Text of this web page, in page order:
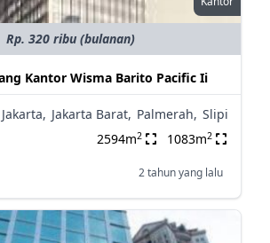
Rp. 320 ribu (bulanan)
Kantor Wisma Barito Pacific Ii
Jakarta Barat, Palmerah, Slipi
2594m2 1083m2
2 tahun yang lalu